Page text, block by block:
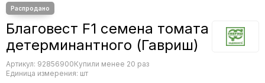
Земляника
Микрозелень - семена для проращивания
Фасоль
Фенхель
Благовест F1 семена томата
детерминантного (Гавриш)
Артикул: 92856900Купили менее 20 раз
Единица измерения: шт